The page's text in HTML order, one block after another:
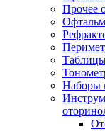
Прочее
Наборы